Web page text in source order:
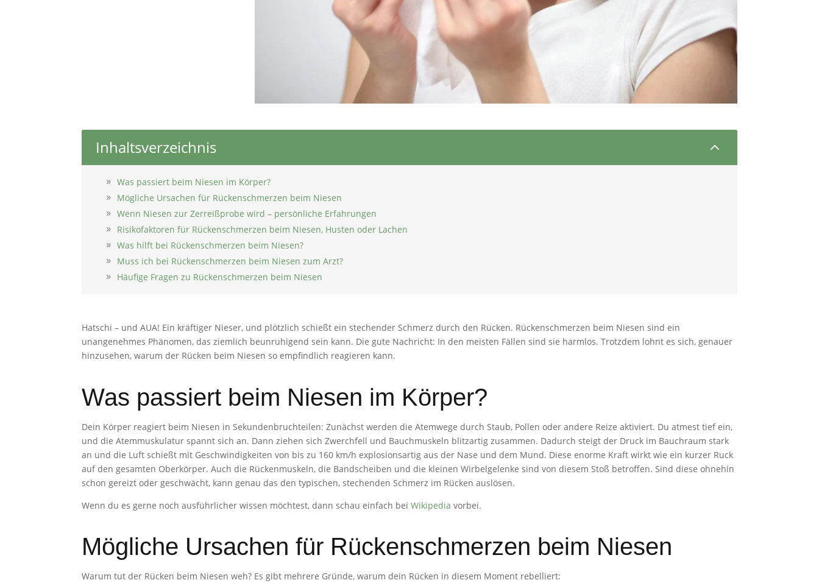
Inhaltsverzeichnis 2
Was passiert beim Niesen im Körper?
Mögliche Ursachen für Rückenschmerzen beim Niesen
Wenn Niesen zur Zerreißprobe wird – persönliche Erfahrungen
Risikofaktoren für Rückenschmerzen beim Niesen, Husten oder Lachen
Was hilft bei Rückenschmerzen beim Niesen?
Muss ich bei Rückenschmerzen beim Niesen zum Arzt?
Häufige Fragen zu Rückenschmerzen beim Niesen
Hatschi – und AUA! Ein kräftiger Nieser, und plötzlich schießt ein stechender Schmerz durch den Rücken. Rückenschmerzen beim Niesen sind ein
unangenehmes Phänomen, das ziemlich beunruhigend sein kann. Die gute Nachricht: In den meisten Fällen sind sie harmlos. Trotzdem lohnt es sich, genauer
hinzusehen, warum der Rücken beim Niesen so empfindlich reagieren kann.
Was passiert beim Niesen im Körper?
Dein Körper reagiert beim Niesen in Sekundenbruchteilen: Zunächst werden die Atemwege durch Staub, Pollen oder andere Reize aktiviert. Du atmest tief ein,
und die Atemmuskulatur spannt sich an. Dann ziehen sich Zwerchfell und Bauchmuskeln blitzartig zusammen. Dadurch steigt der Druck im Bauchraum stark
an und die Luft schießt mit Geschwindigkeiten von bis zu 160 km/h explosionsartig aus der Nase und dem Mund. Diese enorme Kraft wirkt wie ein kurzer Ruck
auf den gesamten Oberkörper. Auch die Rückenmuskeln, die Bandscheiben und die kleinen Wirbelgelenke sind von diesem Stoß betroffen. Sind diese ohnehin
schon gereizt oder geschwächt, kann genau das den typischen, stechenden Schmerz im Rücken auslösen.
Wenn du es gerne noch ausführlicher wissen möchtest, dann schau einfach beiWikipedia vorbei.
Mögliche Ursachen für Rückenschmerzen beim Niesen
Warum tut der Rücken beim Niesen weh? Es gibt mehrere Gründe, warum dein Rücken in diesem Moment rebelliert: